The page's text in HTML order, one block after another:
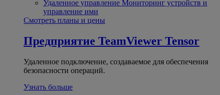
Удаленное управление Мониторинг устройств и
управление ими
Смотреть планы и цены
Предприятие TeamViewer Tensor
Удаленное подключение, создаваемое для обеспечения
безопасности операций.
Узнать больше